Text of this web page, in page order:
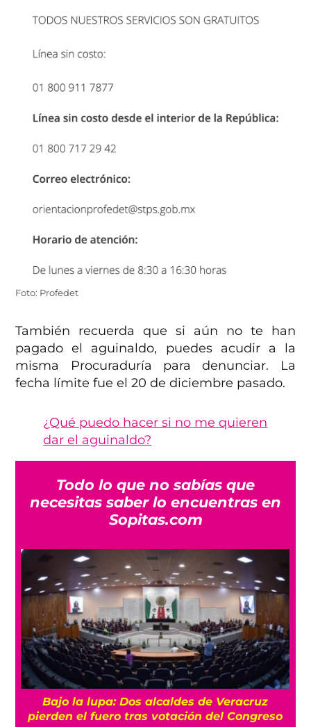
Foto: Profedet
También recuerda que si aún no te han
pagado el aguinaldo, puedes acudir a la
misma Procuraduría para denunciar. La
fecha límite fue el 20 de diciembre pasado.
¿Qué puedo hacer si no me quieren
dar el aguinaldo?
Todo lo que no sabías que
necesitas saber lo encuentras en
Sopitas.com
Bajo la lupa: Dos alcaldes de Veracruz
pierden el fuero tras votación del Congreso